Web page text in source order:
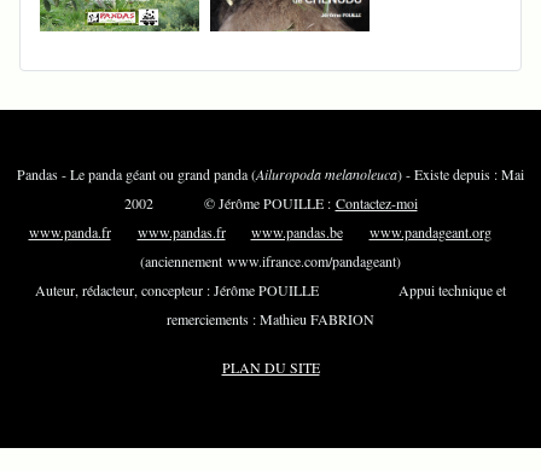
Pandas - Le panda géant ou grand panda (Ailuropoda melanoleuca) - Existe depuis : Mai
2002 © Jérôme POUILLE : Contactez-moi
www.panda.fr
www.pandas.fr www.pandas.be
www.pandageant.org
(anciennement www.ifrance.com/pandageant)
Auteur, rédacteur, concepteur : Jérôme POUILLE Appui technique et
remerciements : Mathieu FABRION
PLAN DU SITE